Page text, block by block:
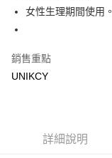
Apple Pay
女性生理期間使用。
銷售重點
UNIKCY
詳細說明